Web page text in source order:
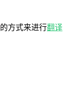
的方式来进行翻译